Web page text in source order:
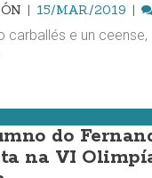
15/MAR./2019
carballés e un
do
na VI